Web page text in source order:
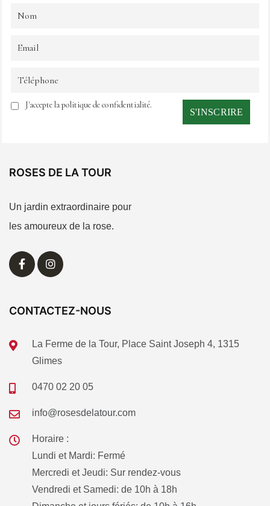
J'accepte la politique de confidentialité.
ROSES DE LA TOUR
Un jardin extraordinaire pour
les amoureux de la rose.
CONTACTEZ-NOUS
La Ferme de la Tour, Place Saint Joseph 4, 1315
Glimes
0470 02 20 05
info@rosesdelatour.com
Horaire :
Lundi et Mardi: Fermé
Mercredi et Jeudi: Sur rendez-vous
Vendredi et Samedi: de 10h à 18h